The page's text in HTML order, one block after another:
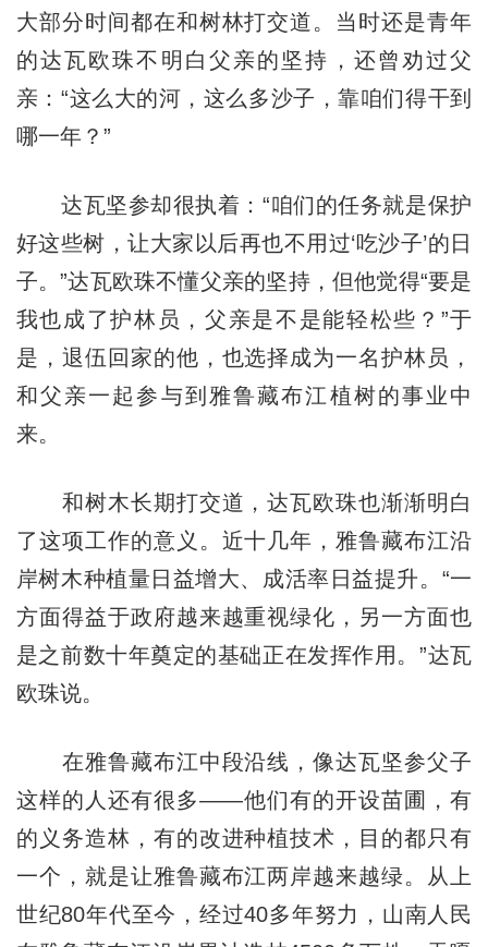
大部分时间都在和树林打交道。当时还是青年
的达瓦欧珠不明白父亲的坚持，还曾劝过父
亲：“这么大的河，这么多沙子，靠咱们得干到
哪一年？”
达瓦坚参却很执着：“咱们的任务就是保护
好这些树，让大家以后再也不用过‘吃沙子’的日
子。”达瓦欧珠不懂父亲的坚持，但他觉得“要是
我也成了护林员，父亲是不是能轻松些？”于
是，退伍回家的他，也选择成为一名护林员，
和父亲一起参与到雅鲁藏布江植树的事业中
来。
和树木长期打交道，达瓦欧珠也渐渐明白
了这项工作的意义。近十几年，雅鲁藏布江沿
岸树木种植量日益增大、成活率日益提升。“一
方面得益于政府越来越重视绿化，另一方面也
是之前数十年奠定的基础正在发挥作用。”达瓦
欧珠说。
在雅鲁藏布江中段沿线，像达瓦坚参父子
这样的人还有很多——他们有的开设苗圃，有
的义务造林，有的改进种植技术，目的都只有
一个，就是让雅鲁藏布江两岸越来越绿。从上
世纪80年代至今，经过40多年努力，山南人民